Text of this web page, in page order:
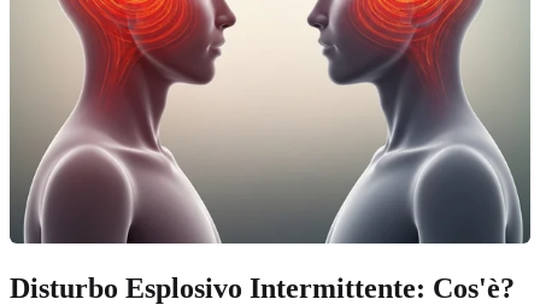
Disturbo Esplosivo Intermittente: Cos'è?